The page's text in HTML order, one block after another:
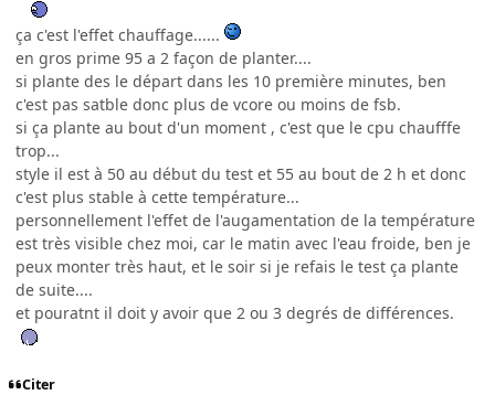
ça c'est l'effet chauffage......
en gros prime 95 a 2 façon de planter....
si plante des le départ dans les 10 première minutes, ben
c'est pas satble donc plus de vcore ou moins de fsb.
si ça plante au bout d'un moment , c'est que le cpu chaufffe
trop...
style il est à 50 au début du test et 55 au bout de 2 h et donc
c'est plus stable à cette température...
personnellement l'effet de l'augamentation de la température
est très visible chez moi, car le matin avec l'eau froide, ben je
peux monter très haut, et le soir si je refais le test ça plante
de suite....
et pouratnt il doit y avoir que 2 ou 3 degrés de différences.
Citer